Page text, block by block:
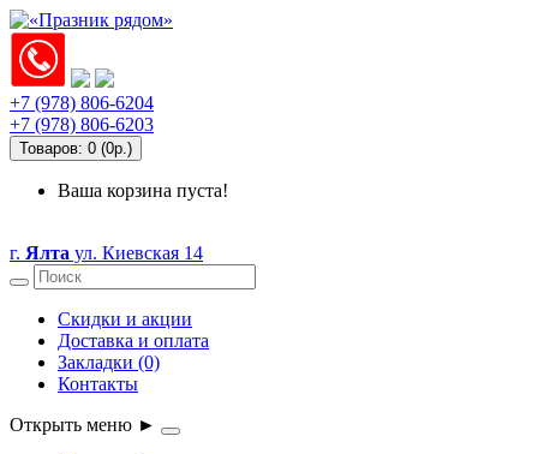
+7 (978) 806-6204
+7 (978) 806-6203
Товаров: 0 (0р.)
Ваша корзина пуста!
г. Ялта ул. Киевская 14
Скидки и акции
Доставка и оплата
Закладки (0)
Контакты
Открыть меню ►